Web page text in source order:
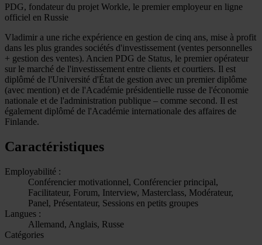
PDG, fondateur du projet Workle, le premier employeur en ligne
officiel en Russie
Vladimir a une riche expérience en gestion de cinq ans, mise à profit
dans les plus grandes sociétés d'investissement (ventes personnelles
+ gestion des ventes). Ancien PDG de Status, le premier opérateur
sur le marché de l'investissement entre clients et courtiers. Il est
diplômé de l'Université d'État de gestion avec un premier diplôme
(avec mention) et de l'Académie présidentielle russe de l'économie
nationale et de l'administration publique – comme second. Il est
également diplômé de l'Académie internationale des affaires de
Finlande.
Caractéristiques
Employabilité :
Conférencier motivationnel, Conférencier principal,
Facilitateur, Forum, Interview, Masterclass, Modérateur,
Panel, Présentateur, Sessions en petits groupes
Langues :
Allemand, Anglais, Russe
Catégories